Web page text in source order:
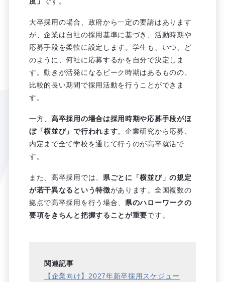
大卒採用の場合、政府から一定の要請はあります
が、企業は自社の採用基準に基づき、活動時期や
応募手段を柔軟に設定します。学生も、いつ、ど
のように、何社に応募するかを自分で決定しま
す。動きが活発になるピーク時期はあるものの、
比較的長い期間で採用活動を行うことができま
す。
一方、高卒採用の場合は採用時期や応募手段がほ
ぼ「横並び」で行われます。企業研究から応募、
内定まで全て学校を通じて行うのが高卒就活で
す。
また、高卒採用では、 県ごとに「横並び」の規定
が若干異なるという特徴があります。全国複数の
拠点で高卒採用を行う場合、 県のハローワークの
要項をきちんと把握することが重要です。
関連記事
【企業向け】2027年新卒採用スケジュー